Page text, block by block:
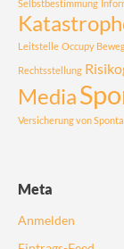
Selbstbestimmung
Leitstelle Occupy
Rechtsstellung
Media
Versicherung von
Meta
Anmelden